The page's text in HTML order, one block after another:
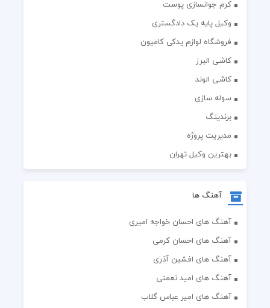
کرم جوانسازی پوست
وکیل پایه یک دادگستری
فروشگاه لوازم یدکی کامیون
کاشی البرز
کاشی الوند
سوله سازی
برندینگ
مدیریت پروژه
بهترین وکیل تهران
آهنگ ها
آهنگ های احسان خواجه امیری
آهنگ های احسان کرمی
آهنگ های افشین آذری
آهنگ های امید نعمتی
آهنگ های امیر عباس گلاب